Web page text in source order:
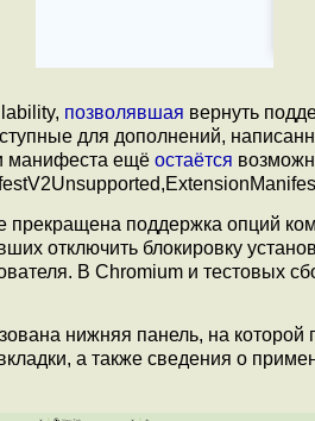
позволявшая вернуть
для дополнений,
манифеста ещё остаётся
поддержка опций
отключить блокировку
В Chromium и тестовых
нижняя панель, на
а также сведения о